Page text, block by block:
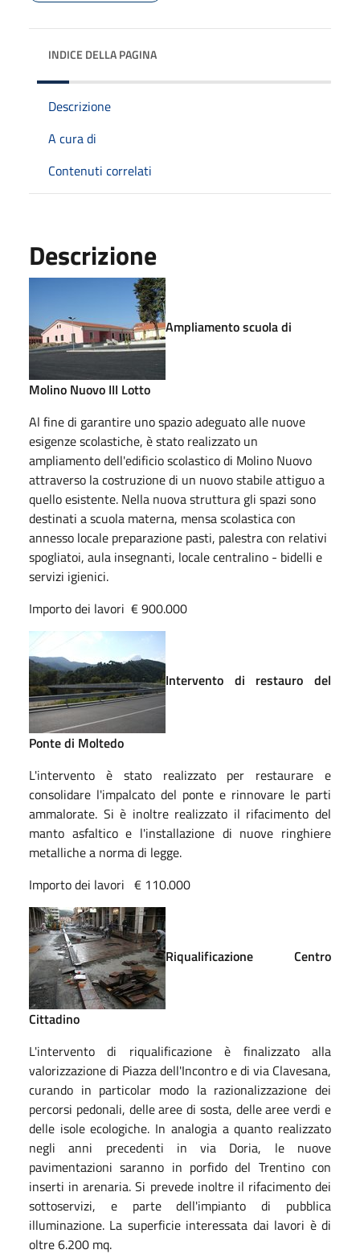
INDICE DELLA PAGINA
Descrizione
A cura di
Contenuti correlati
Descrizione
Ampliamento scuola di
Molino Nuovo III Lotto
Al fine di garantire uno spazio adeguato alle nuove
esigenze scolastiche, è stato realizzato un
ampliamento dell'edificio scolastico di Molino Nuovo
attraverso la costruzione di un nuovo stabile attiguo a
quello esistente. Nella nuova struttura gli spazi sono
destinati a scuola materna, mensa scolastica con
annesso locale preparazione pasti, palestra con relativi
spogliatoi, aula insegnanti, locale centralino - bidelli e
servizi igienici.
Importo dei lavori € 900.000
Intervento di restauro del
Ponte di Moltedo
L'intervento è stato realizzato per restaurare e
consolidare l'impalcato del ponte e rinnovare le parti
ammalorate. Si è inoltre realizzato il rifacimento del
manto asfaltico e l'installazione di nuove ringhiere
metalliche a norma di legge.
Importo dei lavori € 110.000
Riqualificazione Centro
Cittadino
L'intervento di riqualificazione è finalizzato alla
valorizzazione di Piazza dell'Incontro e di via Clavesana,
curando in particolar modo la razionalizzazione dei
percorsi pedonali, delle aree di sosta, delle aree verdi e
delle isole ecologiche. In analogia a quanto realizzato
negli anni precedenti in via Doria, le nuove
pavimentazioni saranno in porfido del Trentino con
inserti in arenaria. Si prevede inoltre il rifacimento dei
sottoservizi, e parte dell'impianto di pubblica
illuminazione. La superficie interessata dai lavori è di
oltre 6.200 mq.